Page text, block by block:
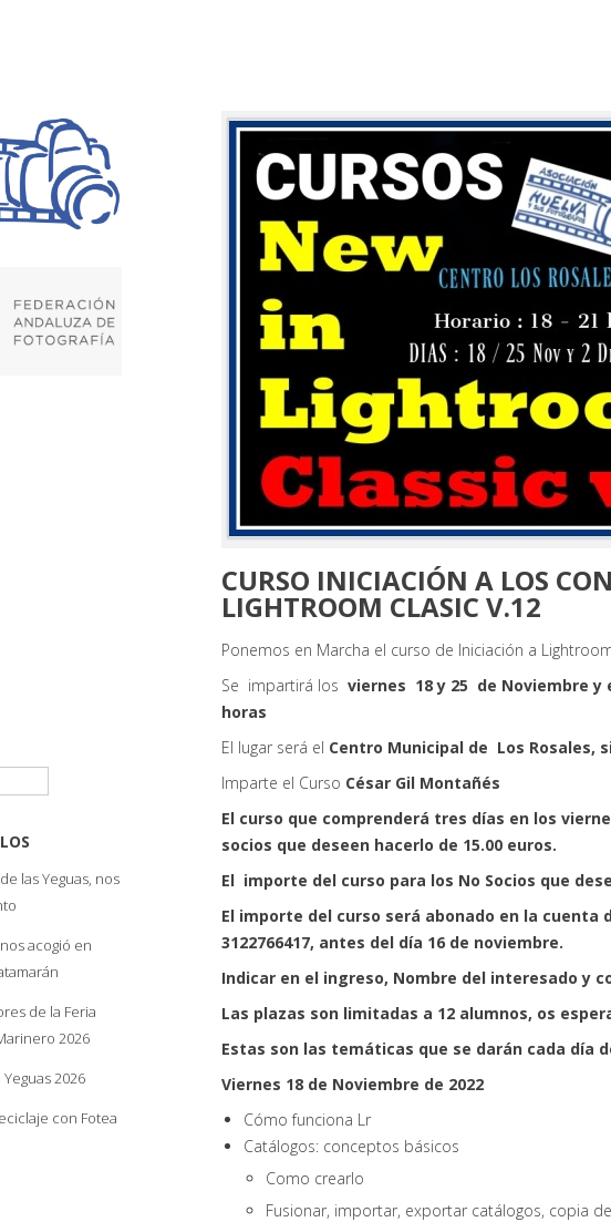
Y SUS FOTÓGRAFOS
las Yeguas, nos
acogió en
de la Feria
2026
2026
con Fotea
CURSO INICIACIÓN A LOS
LIGHTROOM CLASIC V.12
Ponemos en Marcha el curso de Iniciación a
Se impartirá los viernes 18 y 25 de Noviembre y
horas
El lugar será el Centro Municipal de Los Rosales,
Imparte el Curso César Gil Montañés
El curso que comprenderá tres días en los
socios que deseen hacerlo de 15.00 euros.
El importe del curso para los No Socios que
El importe del curso será abonado en la cuenta
3122766417, antes del día 16 de noviembre.
Indicar en el ingreso, Nombre del interesado y
Las plazas son limitadas a 12 alumnos, os
Estas son las temáticas que se darán cada día
Viernes 18 de Noviembre de 2022
Cómo funciona Lr
Catálogos: conceptos básicos
Como crearlo
Fusionar, importar, exportar catálogos, copia